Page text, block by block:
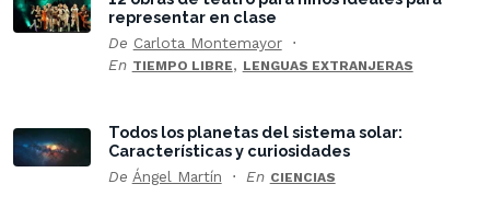
representar en clase
De Carlota Montemayor
En TIEMPO LIBRE, LENGUAS EXTRANJERAS
Todos los planetas del sistema solar:
Características y curiosidades
De Ángel Martín En CIENCIAS